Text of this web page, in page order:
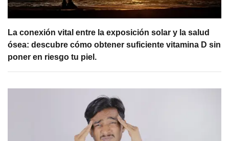
La conexión vital entre la exposición solar y la salud
ósea: descubre cómo obtener suficiente vitamina D sin
poner en riesgo tu piel.